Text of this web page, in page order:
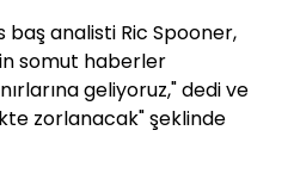
analisti Ric Spooner,
somut haberler
geliyoruz," dedi ve
zorlanacak" şeklinde